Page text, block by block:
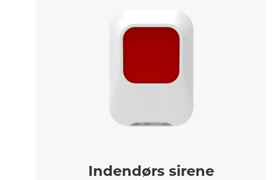
Indendørs sirene